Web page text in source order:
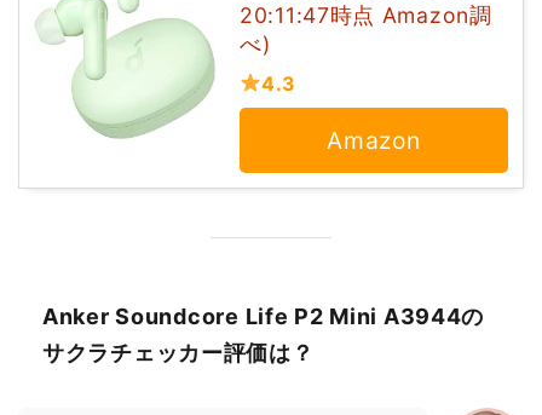
20:11:47時点 Amazon調
べ)
4.3
Amazon
Anker Soundcore Life P2 Mini A3944の
サクラチェッカー評価は？